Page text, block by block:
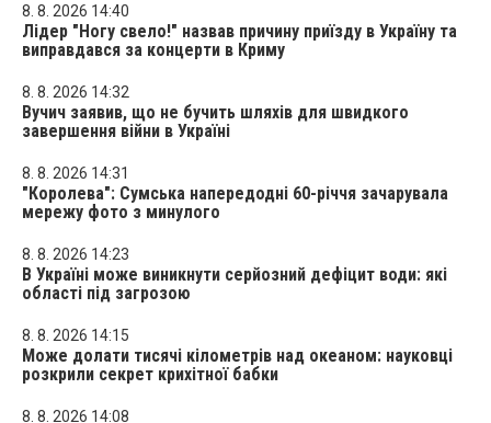
8. 8. 2026 14:40
Лідер "Ногу свело!" назвав причину приїзду в Україну та
виправдався за концерти в Криму
8. 8. 2026 14:32
Вучич заявив, що не бучить шляхів для швидкого
завершення війни в Україні
8. 8. 2026 14:31
"Королева": Сумська напередодні 60-річчя зачарувала
мережу фото з минулого
8. 8. 2026 14:23
В Україні може виникнути серйозний дефіцит води: які
області під загрозою
8. 8. 2026 14:15
Може долати тисячі кілометрів над океаном: науковці
розкрили секрет крихітної бабки
8. 8. 2026 14:08